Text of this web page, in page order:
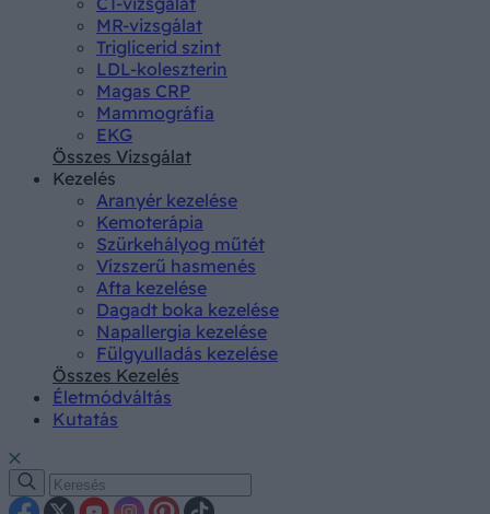
MR-vizsgálat
Triglicerid szint
LDL-koleszterin
Magas CRP
Mammográfia
EKG
Összes Vizsgálat
Kezelés
Aranyér kezelése
Kemoterápia
Szürkehályog műtét
Vízszerű hasmenés
Afta kezelése
Dagadt boka kezelése
Napallergia kezelése
Fülgyulladás kezelése
Összes Kezelés
Életmódváltás
Kutatás